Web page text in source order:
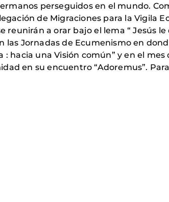
perseguidos en el mundo.
de Migraciones para la Vigila
a orar bajo el lema “ Jesús le
las Jornadas de Ecumenismo en
hacia una Visión común” y en el
en su encuentro “Adoremus”.